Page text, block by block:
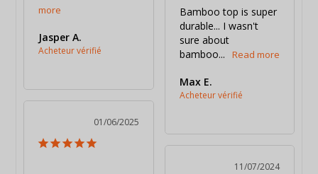
Jasper A.
Bamboo top is super
durable... I wasn't
sure about
bamboo...
Max E.
01/06/2025
11/07/2024